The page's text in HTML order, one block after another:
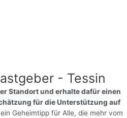
- Tessin
Standort und erhalte dafür einen
für die Unterstützung auf
Geheimtipp für Alle, die mehr vom